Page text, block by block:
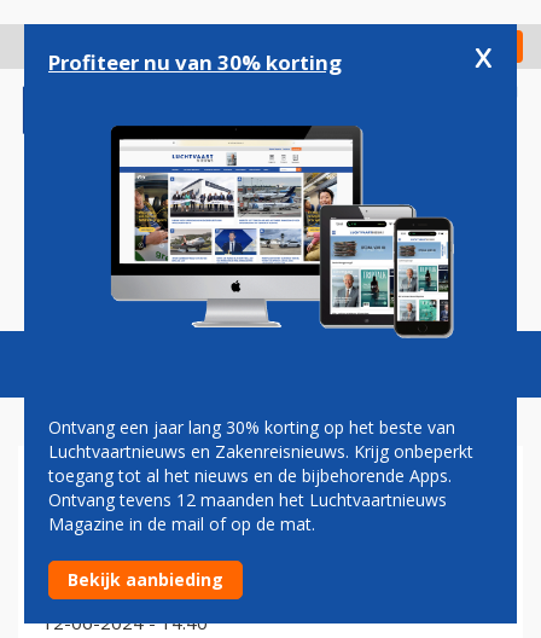
gaan
Check in
Magazine Podcasts Vacatures
BENNO BAKSTEEN
Luchtvaartexperts hekelen Nederlands beleid: 'Krimp
Schiphol is egoïstisch'
12-06-2024 - 14:40
Profiteer nu van 30% korting x
Ontvang een jaar lang 30% korting op het beste van
Luchtvaartnieuws en Zakenreisnieuws. Krijg onbeperkt
toegang tot al het nieuws en de bijbehorende Apps.
Ontvang tevens 12 maanden het Luchtvaartnieuws
Magazine in de mail of op de mat.
Bekijk aanbieding